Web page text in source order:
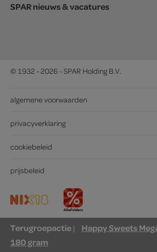
SPAR nieuws & vacatures
© 1932 - 2026 - SPAR Holding B.V.
algemene voorwaarden
privacyverklaring
cookiebeleid
prijsbeleid
Terugroepactie|
Happy Sweets
180 gram